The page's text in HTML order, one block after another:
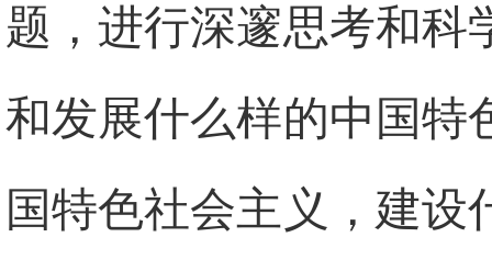
题，进行深邃思考和科
和发展什么样的中国特
国特色社会主义，建设